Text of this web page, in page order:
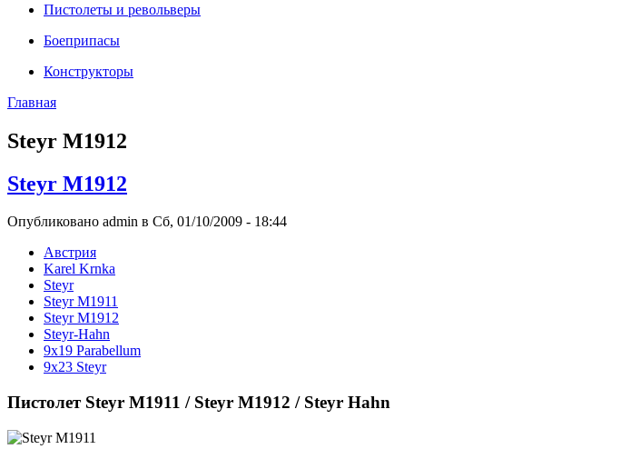
Пистолеты и револьверы
Боеприпасы
Конструкторы
Главная
Steyr M1912
Steyr M1912
Опубликовано admin в Сб, 01/10/2009 - 18:44
Австрия
Karel Krnka
Steyr
Steyr M1911
Steyr M1912
Steyr-Hahn
9x19 Parabellum
9x23 Steyr
Пистолет Steyr M1911 / Steyr M1912 / Steyr Hahn